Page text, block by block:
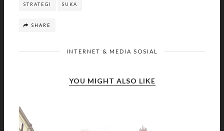
STRATEGI SUKA
SHARE
INTERNET & MEDIA SOSIAL
YOU MIGHT ALSO LIKE